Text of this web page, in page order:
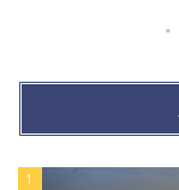
1